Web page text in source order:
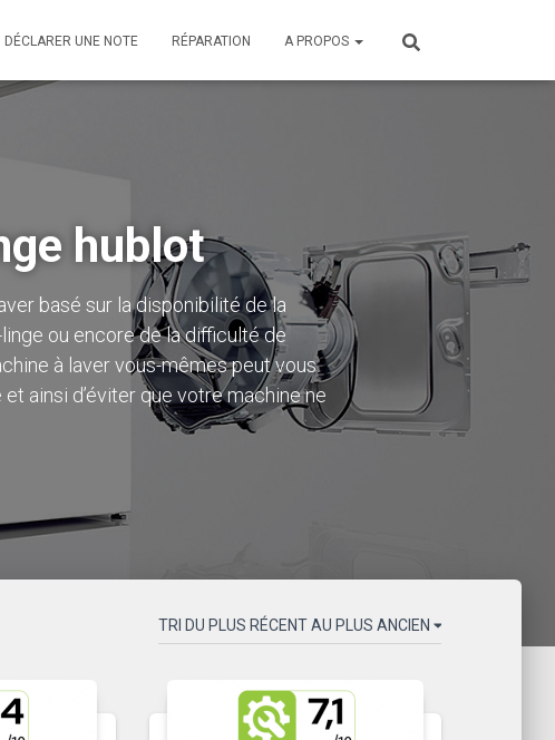
DÉCLARER UNE NOTE RÉPARATION A PROPOS
hublot
basé sur la disponibilité de la
ou encore de la difficulté de
à laver vous-mêmespeut vous
ainsi d’éviter que votre machine ne